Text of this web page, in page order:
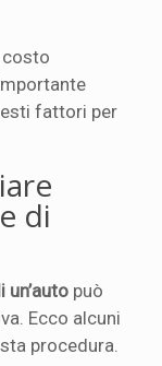
costo
fattori per
di
può
Ecco alcuni
procedura.